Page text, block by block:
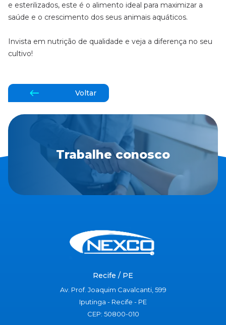
e esterilizados, este é o alimento ideal para maximizar a
saúde e o crescimento dos seus animais aquáticos.
Invista em nutrição de qualidade e veja a diferença no seu
cultivo!
Voltar
Trabalhe conosco
Recife / PE
Av. Prof. Joaquim Cavalcanti, 599
Iputinga - Recife - PE
CEP: 50800-010